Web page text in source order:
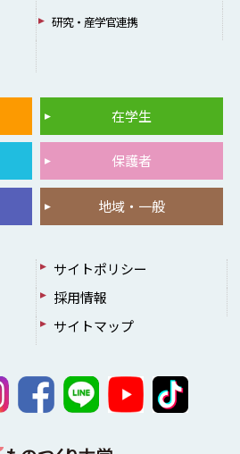
研究・産学官連携
在学生
保護者
地域・一般
サイトポリシー
採用情報
サイトマップ